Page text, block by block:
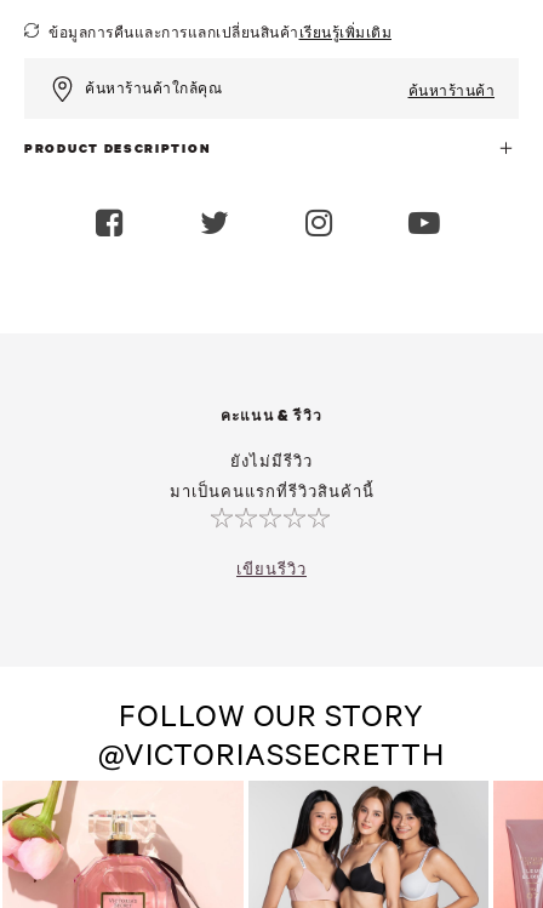
ข้อมูลการคืนและการแลกเปลี่ยนสินค้า เรียนรู้เพิ่มเติม
ค้นหาร้านค้าใกล้คุณ ค้นหาร้านค้า
PRODUCT DESCRIPTION
คะแนน & รีวิว
ยังไม่มีรีวิว
มาเป็นคนแรกที่รีวิวสินค้านี้
เขียนรีวิว
FOLLOW OUR STORY
@VICTORIASSECRETTH